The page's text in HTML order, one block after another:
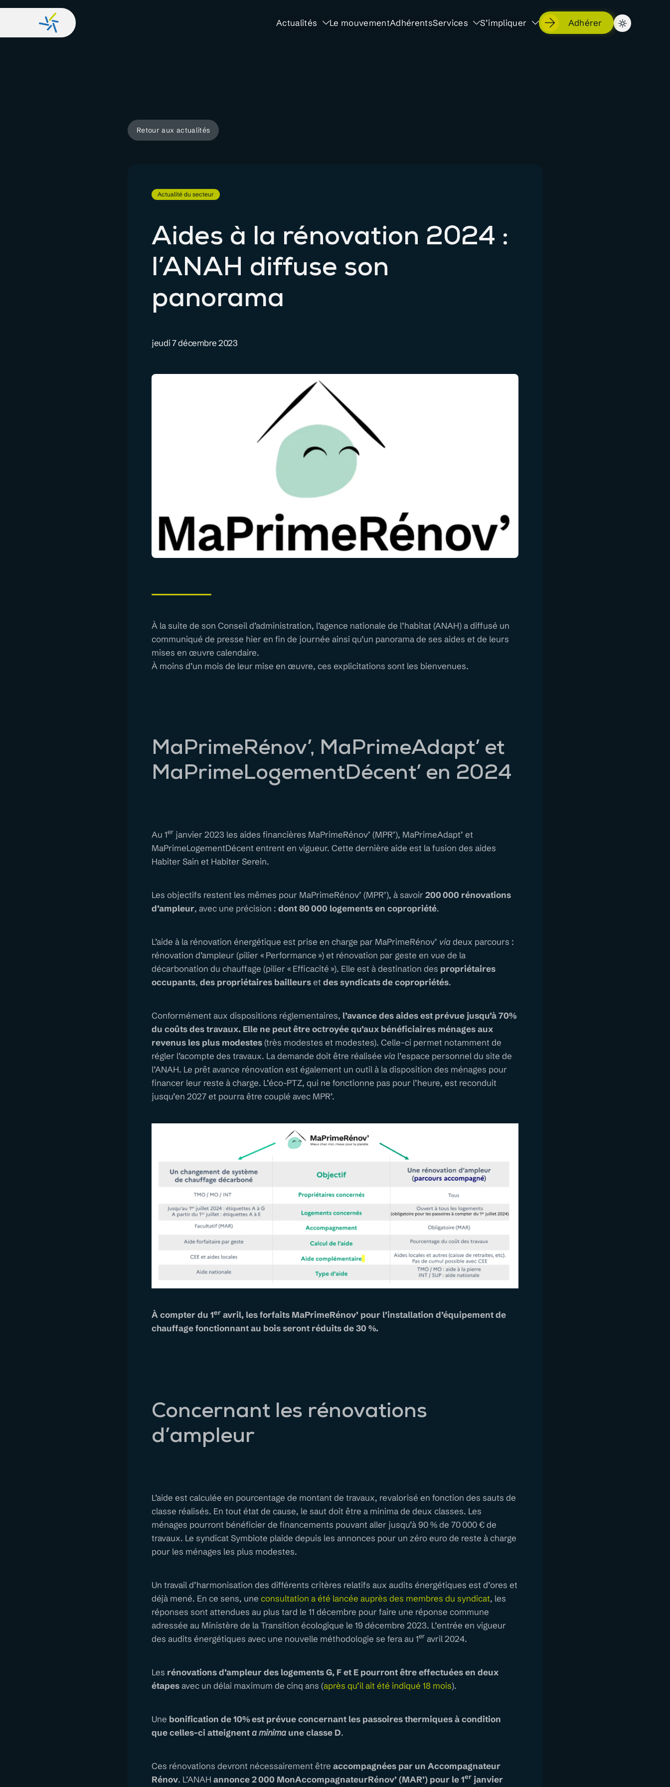
Actualités Le mouvementAdhérentsServices S’impliquer Adhérer
Retour aux actualités
Actualité du secteur
Aides à la rénovation 2024 :
l’ANAH diffuse son
panorama
jeudi 7 décembre 2023
À la suite de son Conseil d’administration, l’agence nationale de l’habitat (ANAH) a diffusé un
communiqué de presse hier en fin de journée ainsi qu’un panorama de ses aides et de leurs
mises en œuvre calendaire.
À moins d’un mois de leur mise en œuvre, ces explicitations sont les bienvenues.
MaPrimeRénov’, MaPrimeAdapt’ et
MaPrimeLogementDécent’ en 2024
Au 1er janvier 2023 les aides financières MaPrimeRénov’ (MPR’), MaPrimeAdapt’ et
MaPrimeLogementDécent entrent en vigueur. Cette dernière aide est la fusion des aides
Habiter Sain et Habiter Serein.
Les objectifs restent les mêmes pour MaPrimeRénov’ (MPR’), à savoir200 000 rénovations
d’ampleur, avec une précision :dont 80 000 logements en copropriété.
L’aide à la rénovation énergétique est prise en charge par MaPrimeRénov’ viadeux parcours :
rénovation d’ampleur (pilier « Performance ») et rénovation par geste en vue de la
décarbonation du chauffage (pilier « Efficacité »). Elle est à destination des propriétaires
occupants, des propriétaires bailleursetdes syndicats de copropriétés.
Conformément aux dispositions réglementaires, l’avance des aides est prévue jusqu’à 70%
du coûts des travaux. Elle ne peut être octroyée qu’aux bénéficiaires ménages aux
revenus les plus modestes(très modestes et modestes). Celle-ci permet notamment de
régler l’acompte des travaux. La demande doit être réalisée via l’espace personnel du site de
l’ANAH. Le prêt avance rénovation est également un outil à la disposition des ménages pour
financer leur reste à charge. L’éco-PTZ, qui ne fonctionne pas pour l’heure, est reconduit
jusqu’en 2027 et pourra être couplé avec MPR’.
À compter du 1er avril, les forfaits MaPrimeRénov’ pour l’installation d’équipement de
chauffage fonctionnant au bois seront réduits de 30 %.
Concernant les rénovations
d’ampleur
L’aide est calculée en pourcentage de montant de travaux, revalorisé en fonction des sauts de
classe réalisés. En tout état de cause, le saut doit être a minima de deux classes. Les
ménages pourront bénéficier de financements pouvant aller jusqu’à 90 % de 70 000 € de
travaux. Le syndicat Symbiote plaide depuis les annonces pour un zéro euro de reste à charge
pour les ménages les plus modestes.
Un travail d’harmonisation des différents critères relatifs aux audits énergétiques est d’ores et
déjà mené. En ce sens, uneconsultation a été lancée auprès des membres du syndicat, les
réponses sont attendues au plus tard le 11 décembre pour faire une réponse commune
adressée au Ministère de la Transition écologique le 19 décembre 2023. L’entrée en vigueur
des audits énergétiques avec une nouvelle méthodologie se fera au 1er avril 2024.
Les rénovations d’ampleur des logements G, F et E pourront être effectuées en deux
étapesavec un délai maximum de cinq ans (après qu’il ait été indiqué 18 mois).
Une bonification de 10% est prévue concernant les passoires thermiques à condition
que celles-ci atteignenta minima une classe D.
Ces rénovations devront nécessairement êtreaccompagnées par un Accompagnateur
Rénov. L’ANAHannonce 2 000 MonAccompagnateurRénov’ (MAR’) pour le 1er janvier